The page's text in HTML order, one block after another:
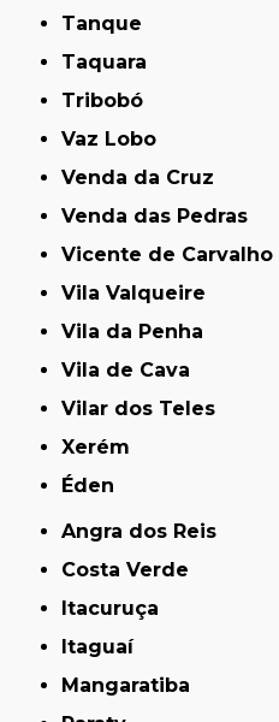
Tanque
Taquara
Tribobó
Vaz Lobo
Venda da Cruz
Venda das Pedras
Vicente de Carvalho
Vila Valqueire
Vila da Penha
Vila de Cava
Vilar dos Teles
Xerém
Éden
Angra dos Reis
Costa Verde
Itacuruça
Itaguaí
Mangaratiba